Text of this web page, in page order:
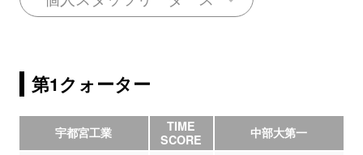
第1クォーター
宇都宮工業
TIME
SCORE
中部大第一